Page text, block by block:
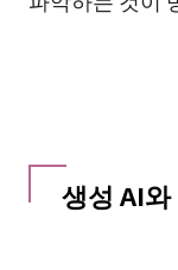
생성 AI